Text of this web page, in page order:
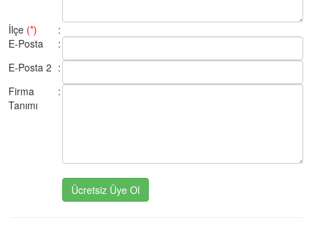
İlçe (*)
:
E-Posta
:
E-Posta 2 :
Firma
Tanımı
: